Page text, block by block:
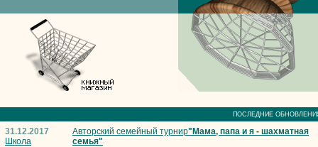
ПОСЛЕДНИЕ
31.12.2017
Школа
Авторский семейный турнир"Мама, папа и я - шахматная
семья"